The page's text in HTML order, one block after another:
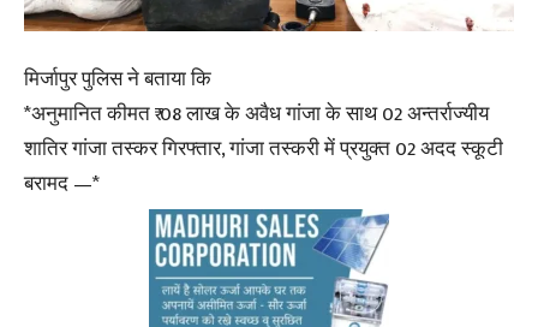
मिर्जापुर पुलिस ने बताया कि
*अनुमानित कीमत ₹ 08 लाख के अवैध गांजा के साथ 02 अन्तर्राज्यीय
शातिर गांजा तस्कर गिरफ्तार, गांजा तस्करी में प्रयुक्त 02 अदद स्कूटी
बरामद —*